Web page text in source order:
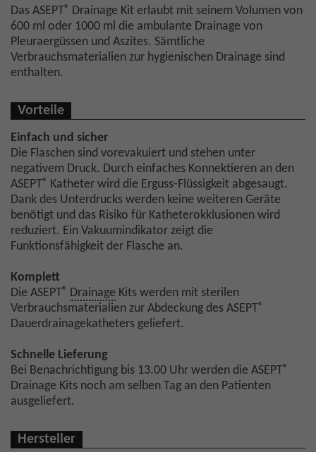
Das ASEPT® Drainage Kit erlaubt mit seinem Volumen von
600 ml oder 1000 ml die ambulante Drainage von
Pleuraergüssen und Aszites. Sämtliche
Verbrauchsmaterialien zur hygienischen Drainage sind
enthalten.
Vorteile
Einfach und sicher
Die Flaschen sind vorevakuiert und stehen unter
negativem Druck. Durch einfaches Konnektieren an den
ASEPT® Katheter wird die Erguss-Flüssigkeit abgesaugt.
Dank des Unterdrucks werden keine weiteren Geräte
benötigt und das Risiko für Katheterokklusionen wird
reduziert. Ein Vakuumindikator zeigt die
Funktionsfähigkeit der Flasche an.
Komplett
Die ASEPT® Drainage Kits werden mit sterilen
Verbrauchsmaterialien zur Abdeckung des ASEPT®
Dauerdrainagekatheters geliefert.
Schnelle Lieferung
Bei Benachrichtigung bis 13.00 Uhr werden die ASEPT®
Drainage Kits noch am selben Tag an den Patienten
ausgeliefert.
Hersteller